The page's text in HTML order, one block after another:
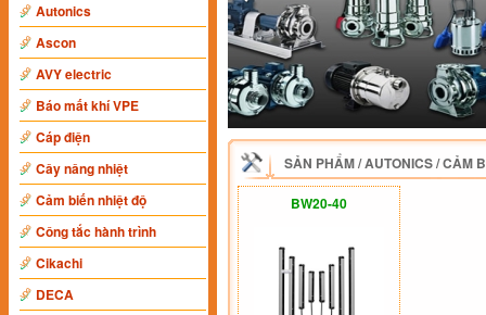
Autonics
Ascon
AVY electric
Báo mất khí VPE
Cáp điện
Cây nâng nhiệt
Cảm biến nhiệt độ
Công tắc hành trình
Cikachi
DECA
SẢN PHẨM/AUTONICS/CẢM
BW20-40